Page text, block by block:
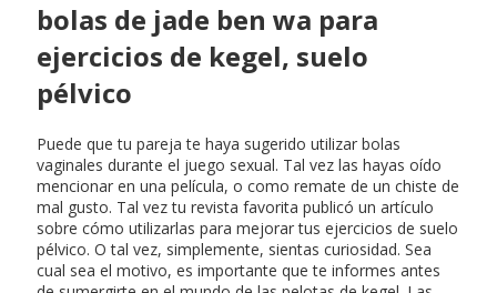
bolas de jade ben wa para
ejercicios de kegel, suelo
pélvico
Puede que tu pareja te haya sugerido utilizar bolas
vaginales durante el juego sexual. Tal vez las hayas oído
mencionar en una película, o como remate de un chiste de
mal gusto. Tal vez tu revista favorita publicó un artículo
sobre cómo utilizarlas para mejorar tus ejercicios de suelo
pélvico. O tal vez, simplemente, sientas curiosidad. Sea
cual sea el motivo, es importante que te informes antes